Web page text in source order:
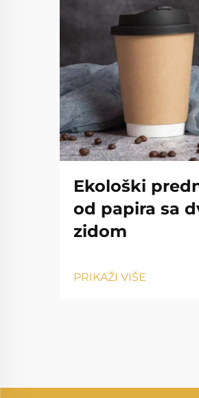
Ekološki
od papira sa
zidom
PRIKAŽI VIŠE